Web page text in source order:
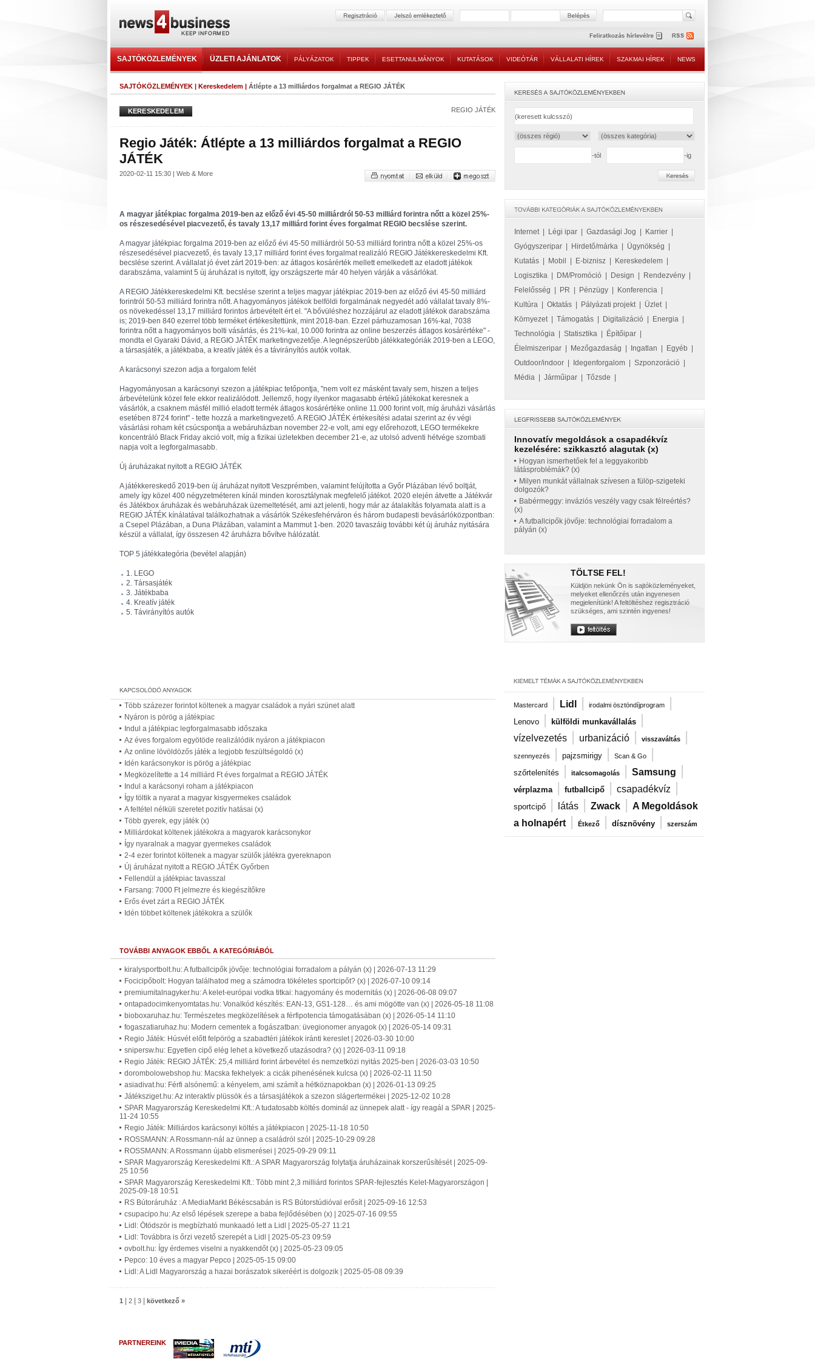
SAJTÓKÖZLEMÉNYEK ÜZLETI AJÁNLATOK PÁLYÁZATOK TIPPEK ESETTANULMÁNYOK KUTATÁSOK VIDEÓTÁR VÁLLALATI HÍREK SZAKMAI HÍREK NEWS
SAJTÓKÖZLEMÉNYEK | Kereskedelem | Átlépte a 13 milliárdos forgalmat a REGIO JÁTÉK
KERESKEDELEM REGIO JÁTÉK
Regio Játék: Átlépte a 13 milliárdos forgalmat a REGIO
JÁTÉK
2020-02-11 15:30 | Web & More
A magyar játékpiac forgalma 2019-ben az előző évi 45-50 milliárdról 50-53 milliárd forintra nőtt a közel 25%-
os részesedésével piacvezető, és tavaly 13,17 milliárd forint éves forgalmat REGIO becslése szerint.
A magyar játékpiac forgalma 2019-ben az előző évi 45-50 milliárdról 50-53 milliárd forintra nőtt a közel 25%-os
részesedésével piacvezető, és tavaly 13,17 milliárd forint éves forgalmat realizáló REGIO Játékkereskedelmi Kft.
becslése szerint. A vállalat jó évet zárt 2019-ben: az átlagos kosárérték mellett emelkedett az eladott játékok
darabszáma, valamint 5 új áruházat is nyitott, így országszerte már 40 helyen várják a vásárlókat.
A REGIO Játékkereskedelmi Kft. becslése szerint a teljes magyar játékpiac 2019-ben az előző évi 45-50 milliárd
forintról 50-53 milliárd forintra nőtt. A hagyományos játékok belföldi forgalmának negyedét adó vállalat tavaly 8%-
os növekedéssel 13,17 milliárd forintos árbevételt ért el. "A bővüléshez hozzájárul az eladott játékok darabszáma
is; 2019-ben 840 ezerrel több terméket értékesítettünk, mint 2018-ban. Ezzel párhuzamosan 16%-kal, 7038
forintra nőtt a hagyományos bolti vásárlás, és 21%-kal, 10.000 forintra az online beszerzés átlagos kosárértéke" -
mondta el Gyaraki Dávid, a REGIO JÁTÉK marketingvezetője. A legnépszerűbb játékkategóriák 2019-ben a LEGO,
a társasjáték, a játékbaba, a kreatív játék és a távirányítós autók voltak.
A karácsonyi szezon adja a forgalom felét
Hagyományosan a karácsonyi szezon a játékpiac tetőpontja, "nem volt ez másként tavaly sem, hiszen a teljes
árbevételünk közel fele ekkor realizálódott. Jellemző, hogy ilyenkor magasabb értékű játékokat keresnek a
vásárlók, a csaknem másfél millió eladott termék átlagos kosárértéke online 11.000 forint volt, míg áruházi vásárlás
esetében 8724 forint" - tette hozzá a marketingvezető. A REGIO JÁTÉK értékesítési adatai szerint az év végi
vásárlási roham két csúcspontja a webáruházban november 22-e volt, ami egy előrehozott, LEGO termékekre
koncentráló Black Friday akció volt, míg a fizikai üzletekben december 21-e, az utolsó adventi hétvége szombati
napja volt a legforgalmasabb.
Új áruházakat nyitott a REGIO JÁTÉK
A játékkereskedő 2019-ben új áruházat nyitott Veszprémben, valamint felújította a Győr Plázában lévő boltját,
amely így közel 400 négyzetméteren kínál minden korosztálynak megfelelő játékot. 2020 elején átvette a Játékvár
és Játékbox áruházak és webáruházak üzemeltetését, ami azt jelenti, hogy már az átalakítás folyamata alatt is a
REGIO JÁTÉK kínálatával találkozhatnak a vásárlók Székesfehérváron és három budapesti bevásárlóközpontban:
a Csepel Plázában, a Duna Plázában, valamint a Mammut 1-ben. 2020 tavaszáig további két új áruház nyitására
készül a vállalat, így összesen 42 áruházra bővítve hálózatát.
TOP 5 játékkategória (bevétel alapján)
1. LEGO
2. Társasjáték
3. Játékbaba
4. Kreatív játék
5. Távirányítós autók
Több százezer forintot költenek a magyar családok a nyári szünet alatt
Nyáron is pörög a játékpiac
Indul a játékpiac legforgalmasabb időszaka
Az éves forgalom egyötöde realizálódik nyáron a játékpiacon
Az online lövöldözős játék a legjobb feszültségoldó (x)
Idén karácsonykor is pörög a játékpiac
Megközelítette a 14 milliárd Ft éves forgalmat a REGIO JÁTÉK
Indul a karácsonyi roham a játékpiacon
Így töltik a nyarat a magyar kisgyermekes családok
A feltétel nélküli szeretet pozitív hatásai (x)
Több gyerek, egy játék (x)
Milliárdokat költenek játékokra a magyarok karácsonykor
Így nyaralnak a magyar gyermekes családok
2-4 ezer forintot költenek a magyar szülők játékra gyereknapon
Új áruházat nyitott a REGIO JÁTÉK Győrben
Fellendül a játékpiac tavasszal
Farsang: 7000 Ft jelmezre és kiegészítőkre
Erős évet zárt a REGIO JÁTÉK
Idén többet költenek játékokra a szülők
TOVÁBBI ANYAGOK EBBŐL A KATEGÓRIÁBÓL
kiralysportbolt.hu: A futballcipők jövője: technológiai forradalom a pályán (x) | 2026-07-13 11:29
Focicipőbolt: Hogyan találhatod meg a számodra tökéletes sportcipőt? (x) | 2026-07-10 09:14
premiumitalnagyker.hu: A kelet-európai vodka titkai: hagyomány és modernitás (x) | 2026-06-08 09:07
ontapadocimkenyomtatas.hu: Vonalkód készítés: EAN-13, GS1-128… és ami mögötte van (x) | 2026-05-18 11:08
bioboxaruhaz.hu: Természetes megközelítések a férfipotencia támogatásában (x) | 2026-05-14 11:10
fogaszatiaruhaz.hu: Modern cementek a fogászatban: üvegionomer anyagok (x) | 2026-05-14 09:31
Regio Játék: Húsvét előtt felpörög a szabadtéri játékok iránti kereslet | 2026-03-30 10:00
snipersw.hu: Egyetlen cipő elég lehet a következő utazásodra? (x) | 2026-03-11 09:18
Regio Játék: REGIO JÁTÉK: 25,4 milliárd forint árbevétel és nemzetközi nyitás 2025-ben | 2026-03-03 10:50
dorombolowebshop.hu: Macska fekhelyek: a cicák pihenésének kulcsa (x) | 2026-02-11 11:50
asiadivat.hu: Férfi alsónemű: a kényelem, ami számít a hétköznapokban (x) | 2026-01-13 09:25
Játéksziget.hu: Az interaktív plüssök és a társasjátékok a szezon slágertermékei | 2025-12-02 10:28
SPAR Magyarország Kereskedelmi Kft.: A tudatosabb költés dominál az ünnepek alatt - így reagál a SPAR | 2025-
11-24 10:55
Regio Játék: Milliárdos karácsonyi költés a játékpiacon | 2025-11-18 10:50
ROSSMANN: A Rossmann-nál az ünnep a családról szól | 2025-10-29 09:28
ROSSMANN: A Rossmann újabb elismerései | 2025-09-29 09:11
SPAR Magyarország Kereskedelmi Kft.: A SPAR Magyarország folytatja áruházainak korszerűsítését | 2025-09-
25 10:56
SPAR Magyarország Kereskedelmi Kft.: Több mint 2,3 milliárd forintos SPAR-fejlesztés Kelet-Magyarországon |
2025-09-18 10:51
RS Bútoráruház : A MediaMarkt Békéscsabán is RS Bútorstúdióval erősít | 2025-09-16 12:53
csupacipo.hu: Az első lépések szerepe a baba fejlődésében (x) | 2025-07-16 09:55
Lidl: Ötödször is megbízható munkaadó lett a Lidl | 2025-05-27 11:21
Lidl: Továbbra is őrzi vezető szerepét a Lidl | 2025-05-23 09:59
ovbolt.hu: Így érdemes viselni a nyakkendőt (x) | 2025-05-23 09:05
Pepco: 10 éves a magyar Pepco | 2025-05-15 09:00
Lidl: A Lidl Magyarország a hazai borászatok sikeréért is dolgozik | 2025-05-08 09:39
1 2 3 következő »
-tól -ig
Internet| Légi ipar Gazdasági Jog Karrier
Gyógyszeripar
Hirdető/márka Ügynökség
Kutatás
Mobil E-biznisz Kereskedelem
Logisztika
DM/Promóció Design Rendezvény
Felelősség
PR Pénzügy Konferencia
Kultúra
Oktatás Pályázati projekt| Üzlet|
Környezet| Támogatás Digitalizáció Energia
Technológia
Statisztika Építőipar
Élelmiszeripar
Mezőgazdaság Ingatlan Egyéb
Outdoor/indoor
Idegenforgalom Szponzoráció
Média
Járműipar Tőzsde
Innovatív megoldások a csapadékvíz
kezelésére: szikkasztó alagutak (x)
Hogyan ismerhetőek fel a leggyakoribb
látásproblémák? (x)
Milyen munkát vállalnak szívesen a fülöp-szigeteki
dolgozók?
Babérmeggy: inváziós veszély vagy csak félreértés?
(x)
A futballcipők jövője: technológiai forradalom a
pályán (x)
TÖLTSE FEL!
Küldjön nekünk Ön is sajtóközleményeket,
melyeket ellenőrzés után ingyenesen
megjelenítünk! A feltöltéshez regisztráció
szükséges, ami szintén ingyenes!
Mastercard | Lidl | irodalmi ösztöndíjprogram |
Lenovo | külföldi munkavállalás |
vízelvezetés | urbanizáció | visszaváltás |
szennyezés | pajzsmirigy | Scan & Go |
szőrtelenítés | italcsomagolás | Samsung |
vérplazma | futballcipő | csapadékvíz |
sportcipő | látás | Zwack | A Megoldások
a holnapért | Étkező | dísznövény | szerszám
PARTNEREINK